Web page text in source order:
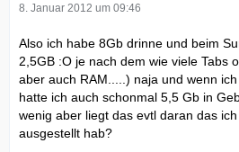
8. Januar 2012 um 09:46
Also ich habe 8Gb drinne und beim
2,5GB :O je nach dem wie viele Tabs
aber auch RAM.....) naja und wenn
hatte ich auch schonmal 5,5 Gb in
wenig aber liegt das evtl daran das
ausgestellt hab?